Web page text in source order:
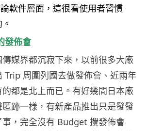
軟件層面，這很看使用者習慣
發佈會
媒界都沉寂下來，以前很多大廠
Trip 周圍列國去做發佈會、近兩年
都是北上而已。有好幾間日本廠
跡一樣，有新產品推出只是發發
，完全沒有 Budget 攪發佈會